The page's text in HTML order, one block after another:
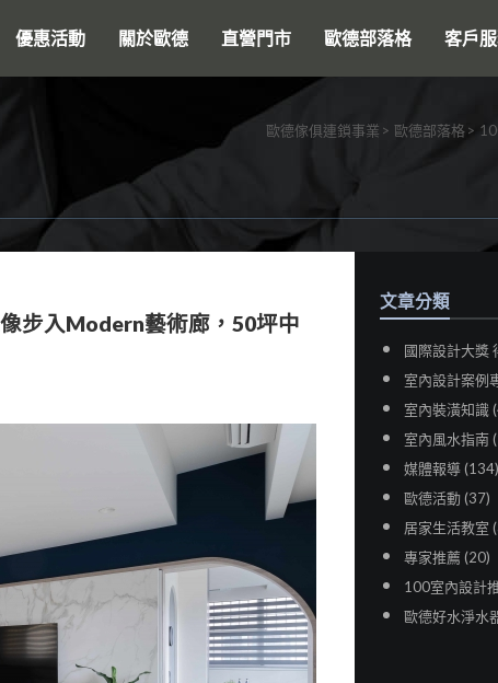
優惠活動 關於歐德 直營門市 歐德部落格 客戶
搜尋
歐德傢俱連鎖事業 歐德部落格
步入Modern藝術廊，50坪中
文章分類
國際設計大獎
室內設計案例
室內裝潢知識
室內風水指南
媒體報導 (134)
歐德活動 (37)
居家生活教室
專家推薦 (20)
100室內設計
歐德好水淨水